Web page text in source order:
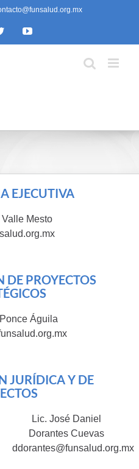
TwitterYouTube
EJECUTIVA
Valle Mesto
PROYECTOS
Águila
JURÍDICA Y DE
Lic. José Daniel
Dorantes Cuevas
ddorantes@funsalud.org.mx